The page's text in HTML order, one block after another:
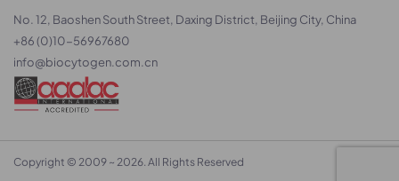
No. 12, Baoshen South Street, Daxing District, Beijing City, China
+86 (0)10-56967680
info@biocytogen.com.cn
Copyright © 2009 ~ 2026. All Rights Reserved